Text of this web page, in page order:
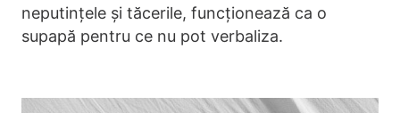
neputințele și tăcerile, funcționează ca o
supapă pentru ce nu pot verbaliza.